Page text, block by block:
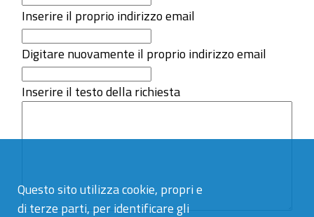
Questo sito utilizza cookie, propri e
di terze parti, per identificare gli
Inserire il proprio indirizzo email
Digitare nuovamente il proprio indirizzo email
Inserire il testo della richiesta